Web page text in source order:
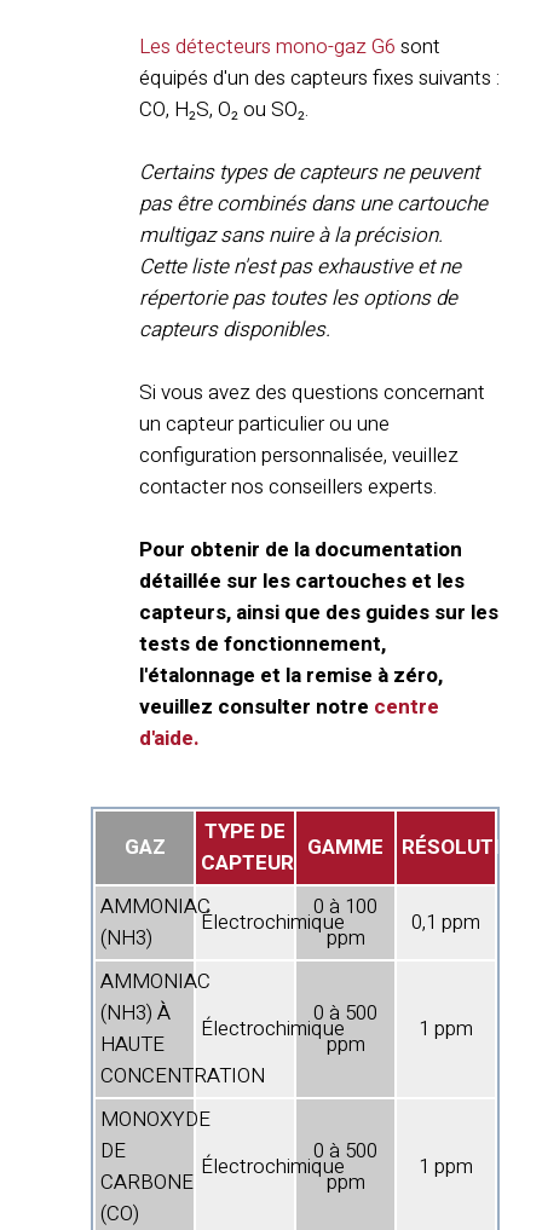
Les détecteurs mono-gaz G6 sont
équipés d'un des capteurs fixes suivants :
CO, H₂S, O₂ ou SO₂.
Certains types de capteurs ne peuvent
pas être combinés dans une cartouche
multigaz sans nuire à la précision.
Cette liste n'est pas exhaustive et ne
répertorie pas toutes les options de
capteurs disponibles.
Si vous avez des questions concernant
un capteur particulier ou une
configuration personnalisée, veuillez
contacter nos conseillers experts.
Pour obtenir de la documentation
détaillée sur les cartouches et les
capteurs, ainsi que des guides sur les
tests de fonctionnement,
l'étalonnage et la remise à zéro,
veuillez consulter notre centre
d'aide.
GAZ
TYPE DE
CAPTEUR
GAMME
RÉSOLUTION
AMMONIAC
(NH3)
Électrochimique
0 à 100
ppm
0,1 ppm
AMMONIAC
(NH3) À
HAUTE
CONCENTRATION
Électrochimique
0 à 500
ppm
1 ppm
MONOXYDE
DE
CARBONE
(CO)
Électrochimique
0 à 500
ppm
1 ppm